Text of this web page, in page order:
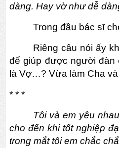
dàng. Hay vờ như dễ
Trong đầu bác sĩ
Riêng câu nói ấy
để giúp được người đàn
là Vợ…? Vừa làm Cha
* * *
Tôi và em yêu
cho đến khi tốt nghiệp
trong mắt tôi em chắc